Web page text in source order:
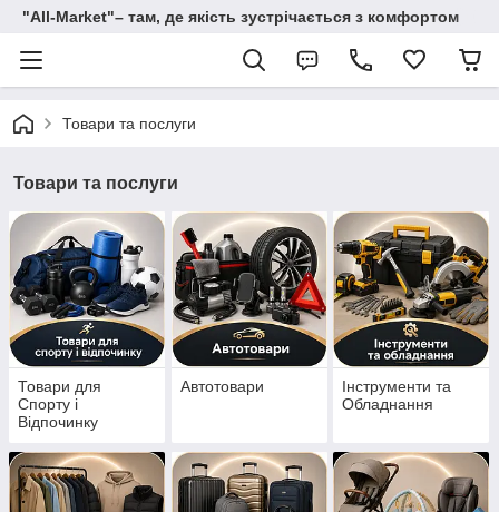
"All-Мarket"– там, де якість зустрічається з комфортом
Товари та послуги
Товари та послуги
Товари для
Спорту і
Відпочинку
Автотовари
Інструменти та
Обладнання